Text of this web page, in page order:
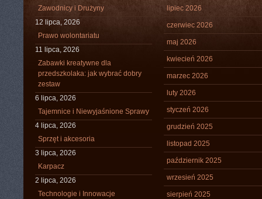
Zawodnicy i Drużyny
12 lipca, 2026
Prawo wolontariatu
11 lipca, 2026
Zabawki kreatywne dla
przedszkolaka: jak wybrać dobry
zestaw
6 lipca, 2026
Tajemnice i Niewyjaśnione Sprawy
4 lipca, 2026
Sprzęt i akcesoria
3 lipca, 2026
Karpacz
2 lipca, 2026
Technologie i Innowacje
lipiec 2026
czerwiec 2026
maj 2026
kwiecień 2026
marzec 2026
luty 2026
styczeń 2026
grudzień 2025
listopad 2025
październik 2025
wrzesień 2025
sierpień 2025